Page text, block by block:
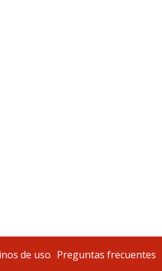
de uso Preguntas frecuentes